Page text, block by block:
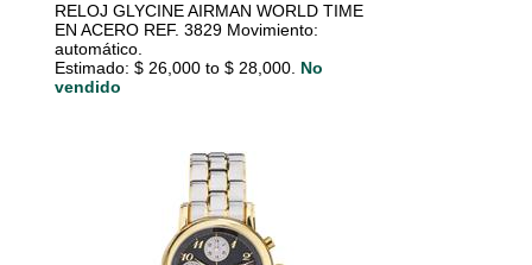
RELOJ GLYCINE AIRMAN WORLD TIME
EN ACERO REF. 3829 Movimiento:
automático.
Estimado: $ 26,000 to $ 28,000. No
vendido